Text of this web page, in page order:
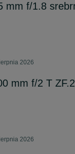
mm f/1.8
2026
mm f/2 T
2026